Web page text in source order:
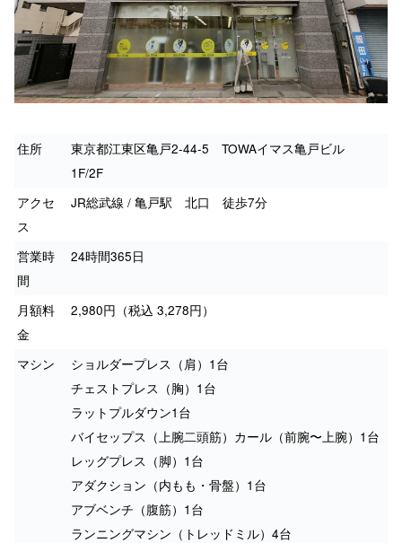
住所
東京都江東区亀戸2-44-5 TOWAイマス亀戸ビル
1F/2F
アクセ
ス
JR総武線 / 亀戸駅 北口 徒歩7分
営業時
間
24時間365日
月額料
金
2,980円（税込 3,278円）
マシン
ショルダープレス（肩）1台
チェストプレス（胸）1台
ラットプルダウン1台
バイセップス（上腕二頭筋）カール（前腕〜上腕）1台
レッグプレス（脚）1台
アダクション（内もも・骨盤）1台
アブベンチ（腹筋）1台
ランニングマシン（トレッドミル）4台